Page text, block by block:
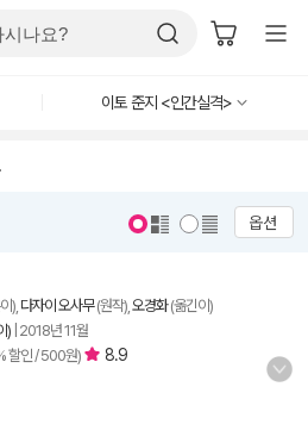
이토 준지 <인간실격>
옵션
), 다자이 오사무(원작), 오경화(옮긴이)
) 2018년 11월
할인 / 500원)
8.9